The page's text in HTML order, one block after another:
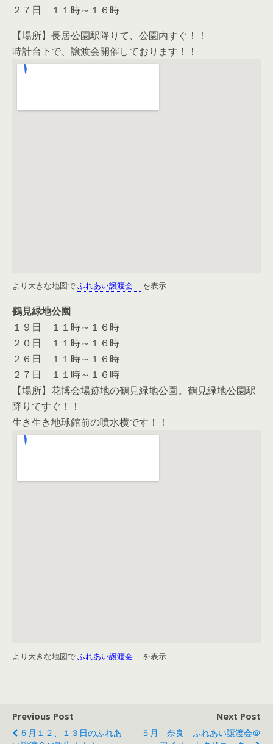
２７日 １１時～１６時
【場所】長居公園駅降りて、公園内すぐ！！
時計台下で、譲渡会開催しております！！
より大きな地図でふれあい譲渡会 を表示
鶴見緑地公園
１９日 １１時～１６時
２０日 １１時～１６時
２６日 １１時～１６時
２７日 １１時～１６時
【場所】花博会場跡地の鶴見緑地公園。鶴見緑地公園駅
降りてすぐ！！
生き生き地球館前の噴水横です！！
より大きな地図でふれあい譲渡会 を表示
Previous Post
５月１２、１３日のふれあ
Next Post
５月 奈良 ふれあい譲渡会＠